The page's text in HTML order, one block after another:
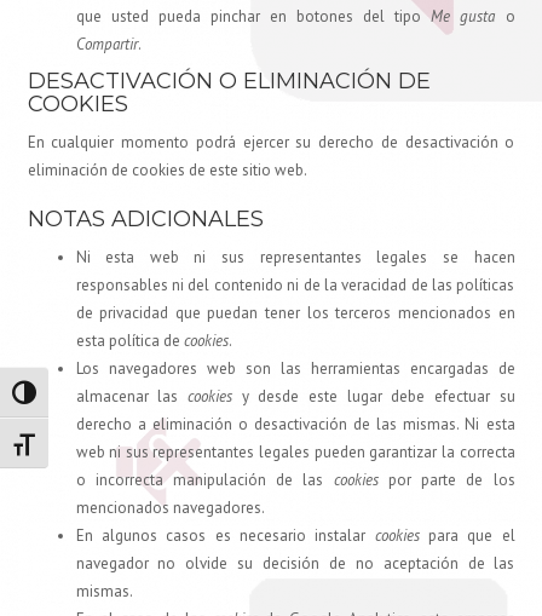
Alternar alto contraste
Alternar tamaño de letra
que usted pueda pinchar en botones del tipoMe gusta o
Compartir.
DESACTIVACIÓN O ELIMINACIÓN DE
COOKIES
En cualquier momento podrá ejercer su derecho de desactivación o
eliminación de cookies de este sitio web.
NOTAS ADICIONALES
Ni esta web ni sus representantes legales se hacen
responsables ni del contenido ni de la veracidad de las políticas
de privacidad que puedan tener los terceros mencionados en
esta política de cookies.
Los navegadores web son las herramientas encargadas de
almacenar las cookiesy desde este lugar debe efectuar su
derecho a eliminación o desactivación de las mismas. Ni esta
web ni sus representantes legales pueden garantizar la correcta
o incorrecta manipulación de las cookiespor parte de los
mencionados navegadores.
En algunos casos es necesario instalar cookiespara que el
navegador no olvide su decisión de no aceptación de las
mismas.